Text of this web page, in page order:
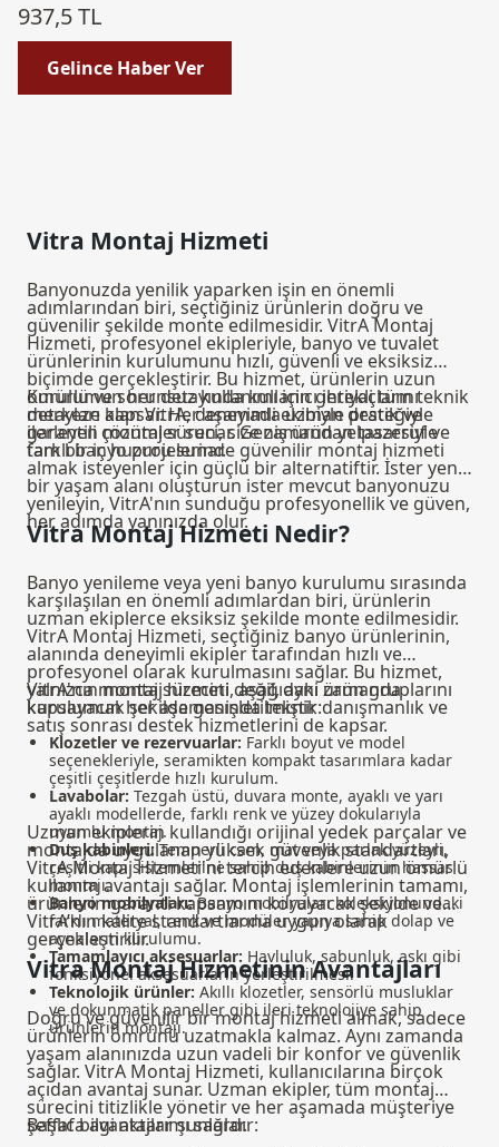
937,5 TL
Gelince Haber Ver
Vitra Montaj Hizmeti
Banyonuzda yenilik yaparken işin en önemli
adımlarından biri, seçtiğiniz ürünlerin doğru ve
güvenilir şekilde monte edilmesidir. VitrA Montaj
Hizmeti, profesyonel ekipleriyle, banyo ve tuvalet
ürünlerinin kurulumunu hızlı, güvenli ve eksiksiz
biçimde gerçekleştirir. Bu hizmet, ürünlerin uzun
ömürlü ve sorunsuz kullanımı için gerekli tüm teknik
detayları kapsar. Her aşamada uzman desteğiyle
ilerleyen montaj süreci, size zamandan tasarruf ve
tam bir iç huzuru sunar.
Kurulumun her detayında kullanıcı ihtiyaçlarını
merkeze alan VitrA, deneyimli ekibiyle pratik ve
garantili çözümler sunar. Geniş ürün yelpazesiyle
farklı banyo projelerinde güvenilir montaj hizmeti
almak isteyenler için güçlü bir alternatiftir. İster yeni
bir yaşam alanı oluşturun ister mevcut banyonuzu
yenileyin, VitrA'nın sunduğu profesyonellik ve güven,
her adımda yanınızda olur.
Vitra Montaj Hizmeti Nedir?
Banyo yenileme veya yeni banyo kurulumu sırasında
karşılaşılan en önemli adımlardan biri, ürünlerin
uzman ekiplerce eksiksiz şekilde monte edilmesidir.
VitrA Montaj Hizmeti, seçtiğiniz banyo ürünlerinin,
alanında deneyimli ekipler tarafından hızlı ve
profesyonel olarak kurulmasını sağlar. Bu hizmet,
yalnızca montaj sürecini değil, aynı zamanda
kurulumun her aşamasında teknik danışmanlık ve
satış sonrası destek hizmetlerini de kapsar.
VitrA'nın montaj hizmeti, aşağıdaki ürün gruplarını
kapsayacak şekilde genişletilmiştir:
Klozetler ve rezervuarlar: Farklı boyut ve model
seçenekleriyle, seramikten kompakt tasarımlara kadar
çeşitli çeşitlerde hızlı kurulum.
Lavabolar: Tezgah üstü, duvara monte, ayaklı ve yarı
ayaklı modellerde, farklı renk ve yüzey dokularıyla
uyumlu montaj.
Duş kabinleri:Temperli cam, mat veya parlak yüzeyli,
çeşitli kapı sistemlerine sahip duş kabinlerinin hassas
montajı.
Banyo mobilyaları: Banyo mobilyalarıkoleksiyonundaki
farklı materyal, renk ve modüler yapıya sahip dolap ve
aynaların kurulumu.
Tamamlayıcı aksesuarlar: Havluluk, sabunluk, askı gibi
fonksiyonel aksesuarların yerleştirilmesi.
Teknolojik ürünler: Akıllı klozetler, sensörlü musluklar
ve dokunmatik paneller gibi ileri teknolojiye sahip
ürünlerin montajı.
Uzman ekiplerin kullandığı orijinal yedek parçalar ve
montajda uygulanan yüksek güvenlik standartları,
VitrA Montaj Hizmeti'ni tercih edenlere uzun ömürlü
kullanım avantajı sağlar. Montaj işlemlerinin tamamı,
ürünlerin garanti kapsamını koruyacak şekilde ve
VitrA’nın kalite standartlarına uygun olarak
gerçekleştirilir.
Vitra Montaj Hizmetinin Avantajları
Doğru ve güvenilir bir montaj hizmeti almak, sadece
ürünlerin ömrünü uzatmakla kalmaz. Aynı zamanda
yaşam alanınızda uzun vadeli bir konfor ve güvenlik
sağlar. VitrA Montaj Hizmeti, kullanıcılarına birçok
açıdan avantaj sunar. Uzman ekipler, tüm montaj
sürecini titizlikle yönetir ve her aşamada müşteriye
şeffaf bilgi aktarımı sağlar.
Başlıca avantajlar şunlardır: